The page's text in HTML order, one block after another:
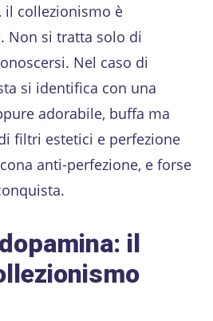
il collezionismo è
Non si tratta solo di
Nel caso di
si identifica con una
adorabile, buffa ma
filtri estetici e perfezione
anti-perfezione, e forse
il